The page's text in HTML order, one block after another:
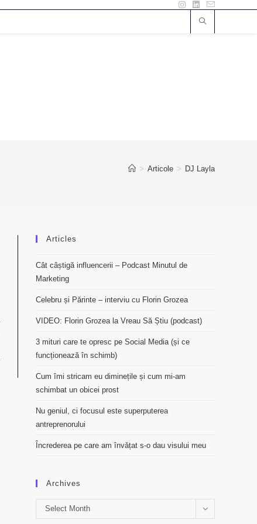
> Articole > DJ Layla
Articles
Cât câștigă influencerii – Podcast Minutul de
Marketing
Celebru și Părinte – interviu cu Florin Grozea
VIDEO: Florin Grozea la Vreau Să Știu (podcast)
3 mituri care te opresc pe Social Media (și ce
funcționează în schimb)
Cum îmi stricam eu diminețile și cum mi-am
schimbat un obicei prost
Nu geniul, ci focusul este superputerea
antreprenorului
Încrederea pe care am învățat s-o dau visului meu
Archives
Archives
Select Month